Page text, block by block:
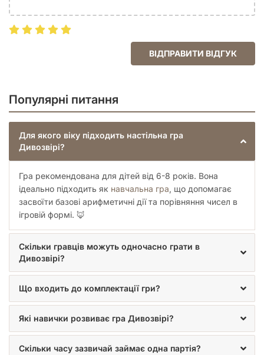
ВІДПРАВИТИ ВІДГУК
Популярні питання
Для якого віку підходить настільна гра
Дивозвірі?
Гра рекомендована для дітей від 6-8 років. Вона
ідеально підходить як навчальна гра, що допомагає
засвоїти базові арифметичні дії та порівняння чисел в
ігровій формі. 🦊
Скільки гравців можуть одночасно грати в
Дивозвірі?
Що входить до комплектації гри?
Які навички розвиває гра Дивозвірі?
Скільки часу зазвичай займає одна партія?